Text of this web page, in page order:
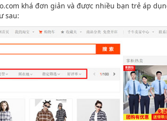
khá đơn giản và được nhiều bạn trẻ áp
sau: